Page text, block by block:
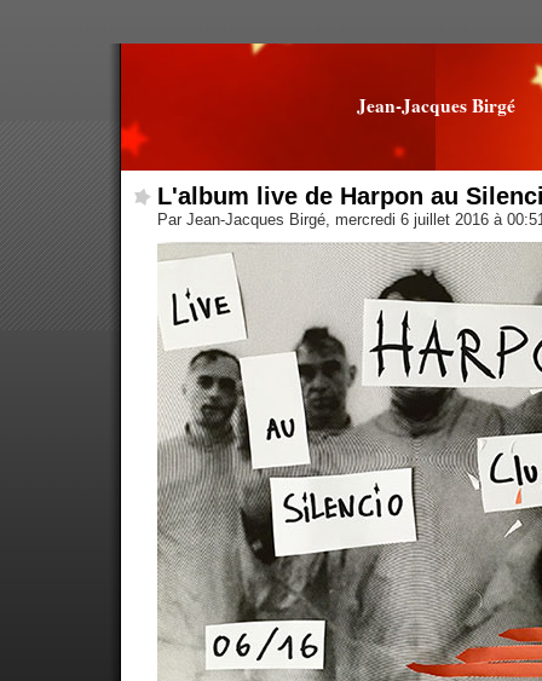
Jean-Jacques Birgé
L'album live de Harpon au
Par Jean-Jacques Birgé, mercredi 6 juillet 2016 à